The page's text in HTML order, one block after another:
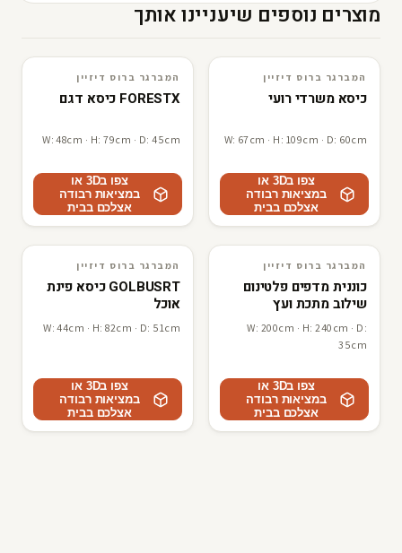
מוצרים נוספים שיעניינו אותך
3D · AR המברגר ברוס דיזיין
המברגר ברוס דיזיין
כיסא משרדי רועי
W: 67cm · H: 109cm · D: 60cm
צפו ב3D או
במציאות רבודה
אצלכם בבית
3D · AR המברגר ברוס דיזיין
המברגר ברוס דיזיין
FORESTX כיסא דגם
W: 48cm · H: 79cm · D: 45cm
צפו ב3D או
במציאות רבודה
אצלכם בבית
3D · AR המברגר ברוס דיזיין
המברגר ברוס דיזיין
כוננית מדפים פלטינום
שילוב מתכת ועץ
W: 200cm · H: 240cm · D:
35cm
צפו ב3D או
במציאות רבודה
אצלכם בבית
3D · AR המברגר ברוס דיזיין
המברגר ברוס דיזיין
GOLBUSRT כיסא פינת
אוכל
W: 44cm · H: 82cm · D: 51cm
צפו ב3D או
במציאות רבודה
אצלכם בבית